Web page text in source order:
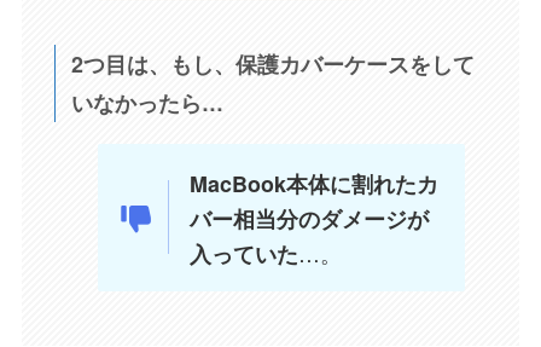
2つ目は、もし、保護カバーケースをして
いなかったら…
MacBook本体に割れたカ
バー相当分のダメージが
入っていた…。